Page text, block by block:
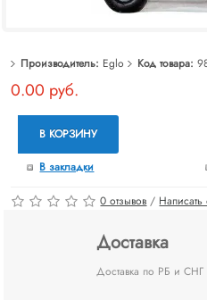
Производитель: Eglo Код товара:
0.00 руб.
В КОРЗИНУ
В закладки
0 отзывов / Написать
Доставка
Доставка по РБ и СНГ